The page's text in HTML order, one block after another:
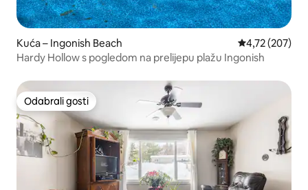
Kuća – Ingonish Beach Prosječna
4,72 (207)
Hardy Hollow s pogledom na prelijepu plažu Ingonish
Odabrali gosti
Odabrali gosti